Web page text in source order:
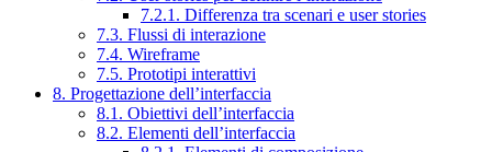
7.2.1. Differenza tra scenari e user stories
7.3. Flussi di interazione
7.4. Wireframe
7.5. Prototipi interattivi
8. Progettazione dell’interfaccia
8.1. Obiettivi dell’interfaccia
8.2. Elementi dell’interfaccia